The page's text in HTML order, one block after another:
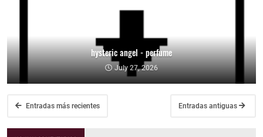
hysteric angel - perfume
July 27, 2026
Entradas más recientes Entradas antiguas